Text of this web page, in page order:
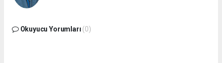
Okuyucu Yorumları (0)